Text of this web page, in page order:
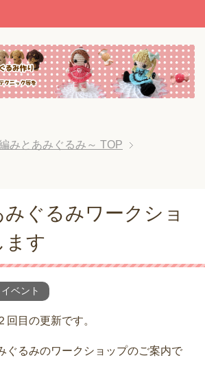
みとあみぐるみ～ TOP
ぐるみワークショ
ます
イベント
回目の更新です。
ぐるみのワークショップのご案内で